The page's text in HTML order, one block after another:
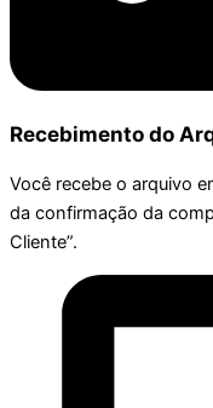
Recebimento do
Você recebe o arquivo
da confirmação da
Cliente”.